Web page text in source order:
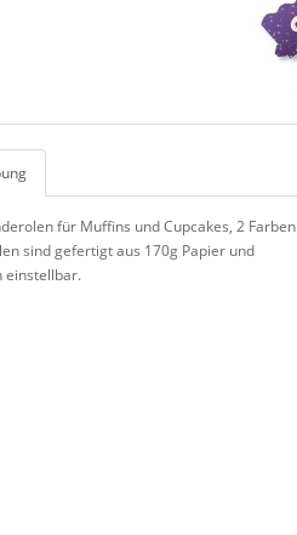
für Muffins und Cupcakes, 2 Farben
sind gefertigt aus 170g Papier und
einstellbar.